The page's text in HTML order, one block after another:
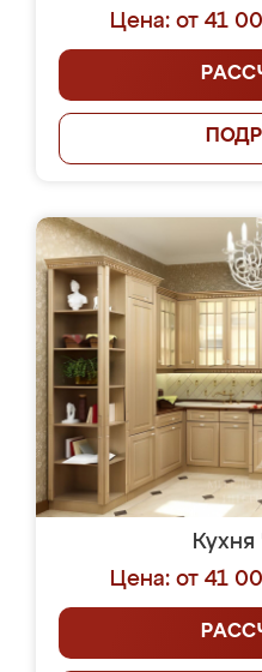
Цена: от 41
Цена: от 41